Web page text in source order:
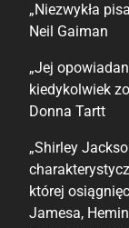
„Niezwykła
Neil Gaiman
„Jej
kiedykolwiek
Donna Tartt
„Shirley
której
Jamesa,